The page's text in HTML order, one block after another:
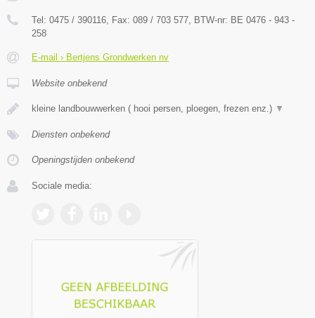
Tel: 0475 / 390116 , Fax: 089 / 703 577 , BTW-nr: BE 0476 - 943 -
258
E-mail › Bertjens Grondwerken nv
Website onbekend
kleine landbouwwerken ( hooi persen, ploegen, frezen enz.) ▼
Diensten onbekend
Openingstijden onbekend
Sociale media: